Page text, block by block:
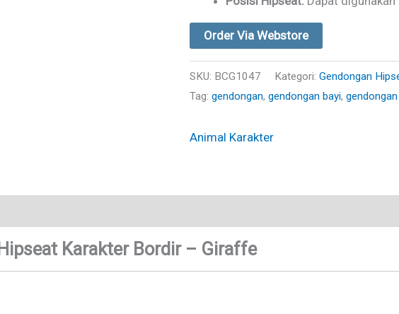
Order Via Webstore
SKU: BCG1047 Kategori: Gendongan
Tag: gendongan, gendongan bayi,
Animal Karakter
Karakter Bordir – Giraffe